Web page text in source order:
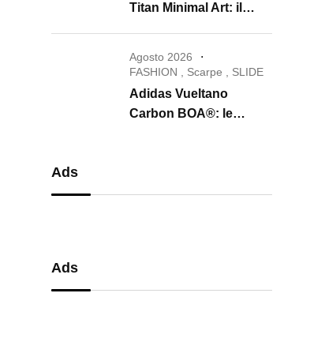
Titan Minimal Art: il
conquista il 2026
Agosto 2026
FASHION
Scarpe SLIDE
Adidas Vueltano
Carbon BOA®: le
precisione
Ads
Ads